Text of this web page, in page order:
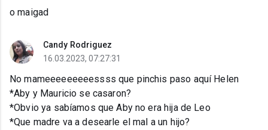
o maigad
Candy Rodriguez
16.03.2023, 07:27:31
No mameeeeeeeeessss que pinchis paso aquí Helen
*Aby y Mauricio se casaron?
*Obvio ya sabíamos que Aby no era hija de Leo
*Que madre va a desearle el mal a un hijo?